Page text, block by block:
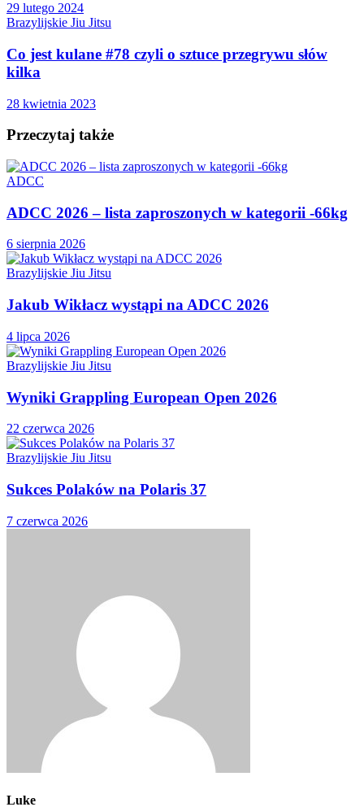
29 lutego 2024
Brazylijskie Jiu Jitsu
Co jest kulane #78 czyli o sztuce przegrywu słów
kilka
28 kwietnia 2023
Przeczytaj także
ADCC
ADCC 2026 – lista zaproszonych w kategorii -66kg
6 sierpnia 2026
Brazylijskie Jiu Jitsu
Jakub Wikłacz wystąpi na ADCC 2026
4 lipca 2026
Brazylijskie Jiu Jitsu
Wyniki Grappling European Open 2026
22 czerwca 2026
Brazylijskie Jiu Jitsu
Sukces Polaków na Polaris 37
7 czerwca 2026
Luke